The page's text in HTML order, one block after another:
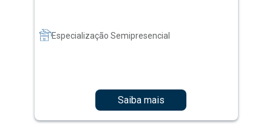
Especialização Semipresencial
Saiba mais